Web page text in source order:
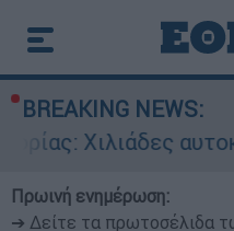
BREAKING NEWS:
αυτοκίνητα
Πρωινή ενημέρωση:
➔ Δείτε τα πρωτοσέλιδα